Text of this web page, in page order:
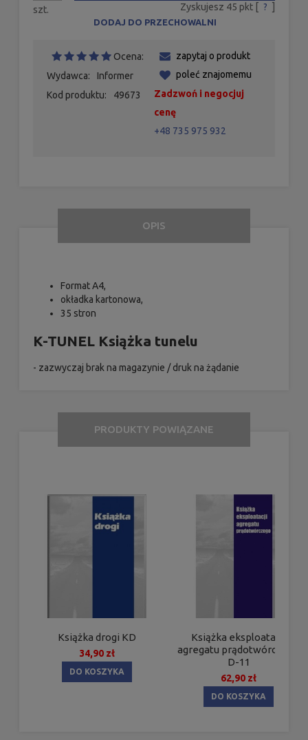
szt. Zyskujesz 45 pkt [ ? ]
DODAJ DO PRZECHOWALNI
Ocena:
Wydawca:
Informer
Kod produktu:
49673
zapytaj o produkt
poleć znajomemu
Zadzwoń i negocjuj
cenę
+48 735 975 932
OPIS
Format A4,
okładka kartonowa,
35 stron
K-TUNEL Książka tunelu
- zazwyczaj brak na magazynie / druk na żądanie
PRODUKTY POWIĄZANE
Książka drogi KD
34,90 zł
DO KOSZYKA
Książka eksploatacji
agregatu prądotwórczego
D-11
62,90 zł
DO KOSZYKA